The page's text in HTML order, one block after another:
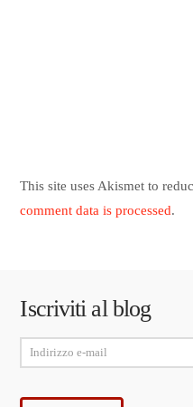
This site uses Akismet to
comment data is processed.
Iscriviti al blog
Indirizzo
e-
mail